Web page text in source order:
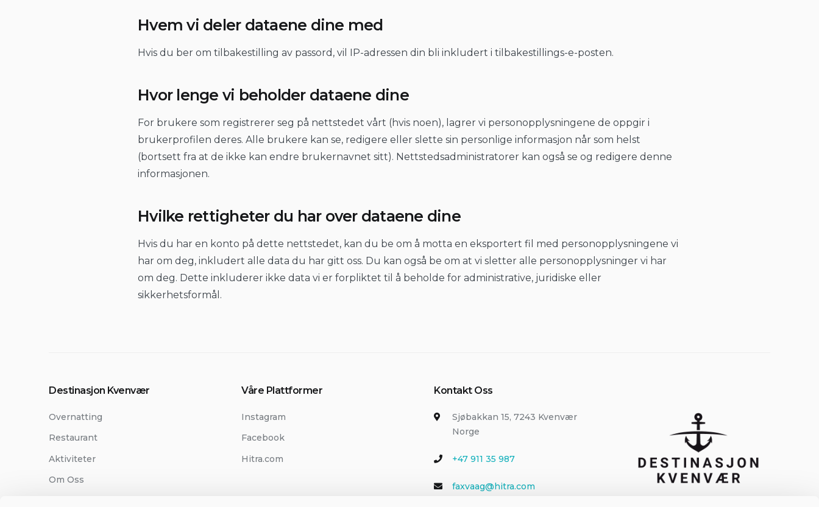
Hvem vi deler dataene dine med
Hvis du ber om tilbakestilling av passord, vil IP-adressen din bli inkludert i tilbakestillings-e-posten.
Hvor lenge vi beholder dataene dine
For brukere som registrerer seg på nettstedet vårt (hvis noen), lagrer vi personopplysningene de oppgir i
brukerprofilen deres. Alle brukere kan se, redigere eller slette sin personlige informasjon når som helst
(bortsett fra at de ikke kan endre brukernavnet sitt). Nettstedsadministratorer kan også se og redigere denne
informasjonen.
Hvilke rettigheter du har over dataene dine
Hvis du har en konto på dette nettstedet, kan du be om å motta en eksportert fil med personopplysningene vi
har om deg, inkludert alle data du har gitt oss. Du kan også be om at vi sletter alle personopplysninger vi har
om deg. Dette inkluderer ikke data vi er forpliktet til å beholde for administrative, juridiske eller
sikkerhetsformål.
Destinasjon Kvenvær
Overnatting
Restaurant
Aktiviteter
Om Oss
Våre Plattformer
Instagram
Facebook
Hitra.com
Kontakt Oss
Sjøbakkan 15, 7243 Kvenvær
Norge
+47 911 35 987
faxvaag@hitra.com